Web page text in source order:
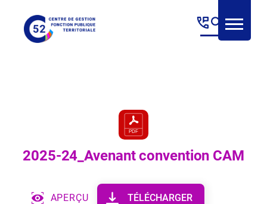
2025-24_Avenant convention CAM
TÉLÉCHARGER
APERÇU